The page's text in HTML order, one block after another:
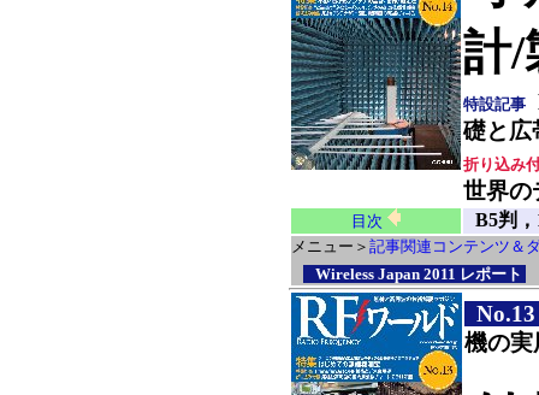
計/
特設記事
礎と広
折り込み
世界の
目次 B5判
メニュー＞ 記事関連コンテンツ＆
Wireless Japan 2011 レポート
No.13
機の実